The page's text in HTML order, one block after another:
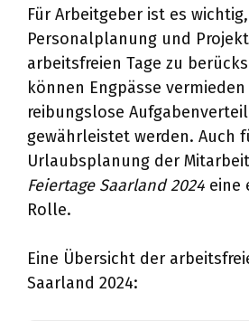
Für Arbeitgeber ist es
Personalplanung und
arbeitsfreien Tage zu
können Engpässe
reibungslose
gewährleistet werden. Auch
Urlaubsplanung der
Feiertage Saarland 2024 eine
Rolle.
Eine Übersicht der
Saarland 2024: